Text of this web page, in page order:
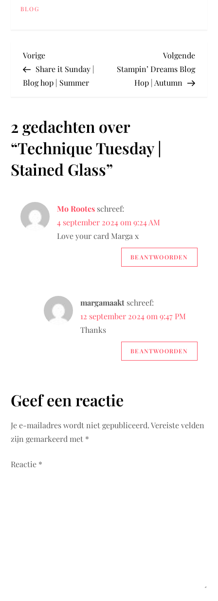
BLOG
B
e
i
c
h
n
e
Vorig
bericht
Vorige
Share it Sunday |
Blog hop | Summer
Volgende
Stampin’ Dreams Blog
Hop | Autumn
2 gedachten over
“Technique Tuesday |
Stained Glass”
Mo Rootes schreef:
4 september 2024 om 9:24 AM
Love your card Marga x
BEANTWOORDEN
margamaakt schreef:
12 september 2024 om 9:47 PM
Thanks
BEANTWOORDEN
Geef een reactie
Je e-mailadres wordt niet gepubliceerd. Vereiste velden
zijn gemarkeerd met *
Reactie *